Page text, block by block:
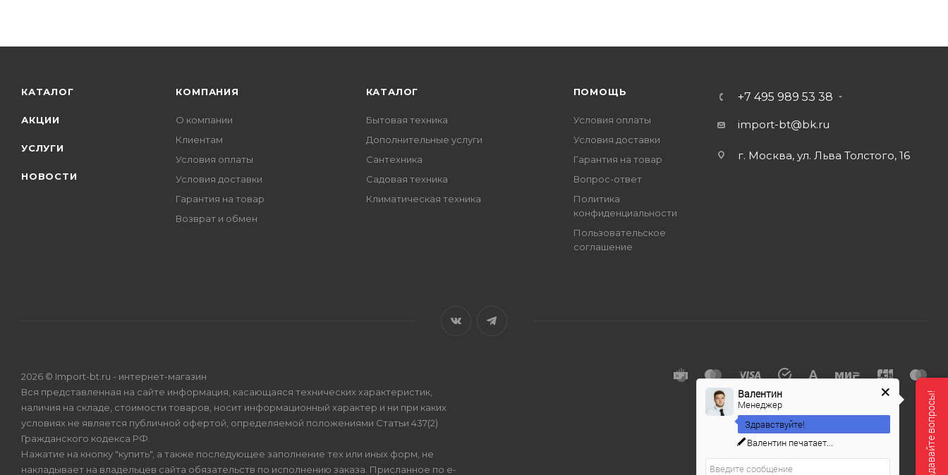
КАТАЛОГ
АКЦИИ
УСЛУГИ
НОВОСТИ
КОМПАНИЯ
О компании
Клиентам
Условия оплаты
Условия доставки
Гарантия на товар
Возврат и обмен
КАТАЛОГ
Бытовая техника
Дополнительные услуги
Сантехника
Садовая техника
Климатическая техника
ПОМОЩЬ
Условия оплаты
Условия доставки
Гарантия на товар
Вопрос-ответ
Политика
конфиденциальности
Пользовательское
соглашение
+7 495 989 53 38
import-bt@bk.ru
г. Москва, ул. Льва Толстого, 16
2026 © Import-bt.ru - интернет-магазин
Вся представленная на сайте информация, касающаяся технических характеристик,
наличия на складе, стоимости товаров, носит информационный характер и ни при каких
условиях не является публичной офертой, определяемой положениями Статьи 437(2)
Гражданского кодекса РФ.
Нажатие на кнопку "купить", а также последующее заполнение тех или иных форм, не
накладывает на владельцев сайта обязательств по исполнению заказа. Присланное по e-
Валентин
Менеджер
Здравствуйте!
Валентин печатает...